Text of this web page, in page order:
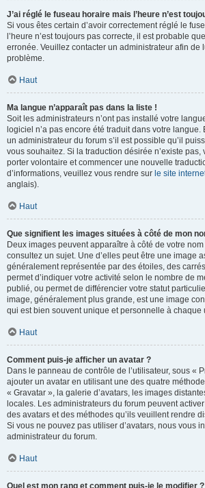
J’ai réglé le fuseau horaire mais l’heure n’est
Si vous êtes certain d’avoir correctement réglé le
l’heure n’est toujours pas correcte, il est probable
erronée. Veuillez contacter un administrateur afin de
problème.
Haut
Ma langue n’apparaît pas dans la liste !
Soit les administrateurs n’ont pas installé votre
logiciel n’a pas encore été traduit dans votre
un administrateur du forum s’il est possible qu’il
vous souhaitez. Si la traduction désirée n’existe pas,
porter volontaire et commencer une nouvelle
d’informations, veuillez vous rendre sur le site
anglais).
Haut
Que signifient les images situées à côté de mon
Deux images peuvent apparaître à côté de votre
consultez un sujet. Une d’elles peut être une image
généralement représentée par des étoiles, des
permet d’indiquer votre activité selon le nombre de
publié, ou permet de différencier votre statut
image, généralement plus grande, est une image
qui est bien souvent unique et personnelle à chaque
Haut
Comment puis-je afficher un avatar ?
Dans le panneau de contrôle de l’utilisateur, sous «
ajouter un avatar en utilisant une des quatre
« Gravatar », la galerie d’avatars, les images
locales. Les administrateurs du forum peuvent
des avatars et des méthodes qu’ils veuillent rendre
Si vous ne pouvez pas utiliser d’avatars, nous vous
administrateur du forum.
Haut
Quel est mon rang et comment puis-je le modifier ?